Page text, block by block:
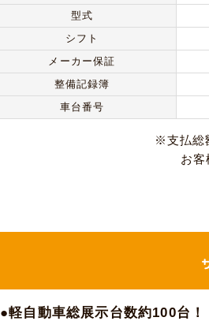
型式
シフト
メーカー保証
整備記録簿
車台番号
※支払総
お客
●軽自動車総展示台数約100台！